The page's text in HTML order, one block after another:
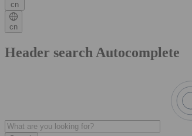
cn
cn
Header search Autocomplete